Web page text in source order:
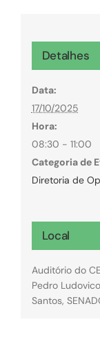
Detalhes
Data:
17/10/2025
Hora:
08:30 - 11:00
Categoria de
Diretoria de
Local
Auditório do
Pedro
Santos,